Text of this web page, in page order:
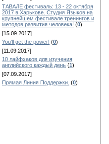
ТАВАЛЕ фестиваль: 13 - 22 октября
2017 в Харькове. Студия Языков на
крупнейшем фестивале тренингов и
методов развития человека! (0)
[15.09.2017]
You'll get the power! (0)
[11.09.2017]
10 лайфхаков для изучения
английского каждый день (1)
[07.09.2017]
Прямая Линия Поддержки. (0)